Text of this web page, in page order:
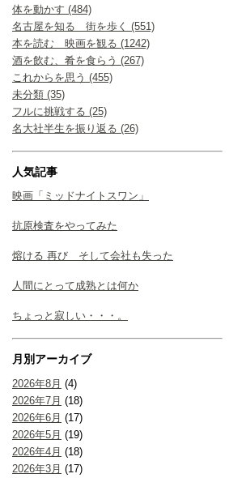
体を動かす (484)
名古屋を知る 街を歩く (551)
本を読む 映画を観る (1242)
酒を飲む、肴を食らう (267)
これからを思う (455)
未分類 (35)
フルに挑戦する (25)
名大社半生を振り返る (26)
人気記事
映画「ミッドナイトスワン」
抗原検査をやってみた
熔ける 再び そして会社も失った
人間にとって成熟とは何か
ちょっと寂しい・・・。
月別アーカイブ
2026年8月 (4)
2026年7月 (18)
2026年6月 (17)
2026年5月 (19)
2026年4月 (18)
2026年3月 (17)